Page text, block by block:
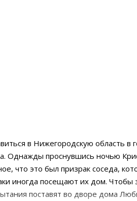
в Нижегородскую область в
Однажды проснувшись ночью
что это был призрак соседа,
иногда посещают их дом. Чтобы
поставят во дворе дома